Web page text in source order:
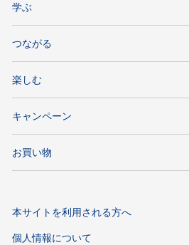
学ぶ
つながる
楽しむ
キャンペーン
お買い物
本サイトを利用される方へ
個人情報について